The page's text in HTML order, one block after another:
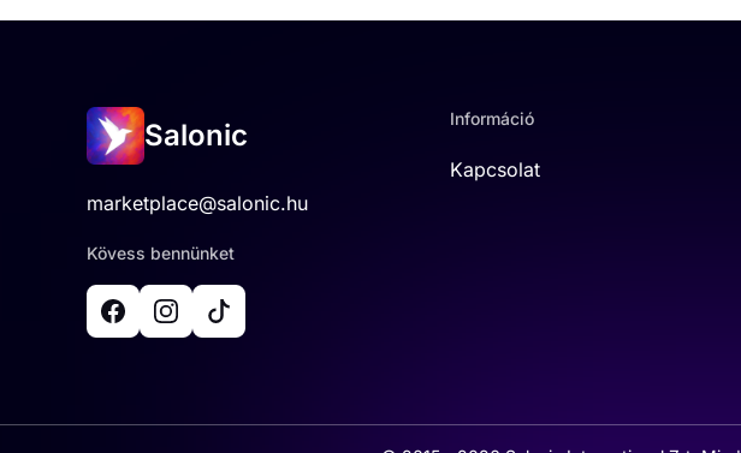
Salonic
marketplace@salonic.hu
Kövess bennünket
Információ
Kapcsolat